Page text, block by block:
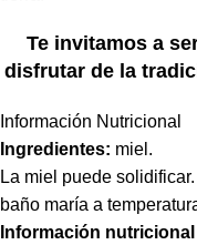
Te invitamos a
disfrutar de la
Información Nutricional
Ingredientes: miel.
La miel puede
baño maría a
Información